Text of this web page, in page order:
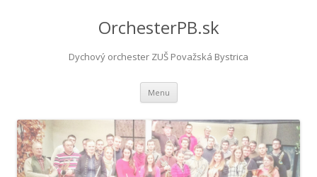
OrchesterPB.sk
Dychový orchester ZUŠ Považská Bystrica
Menu Preskočiť
obsah